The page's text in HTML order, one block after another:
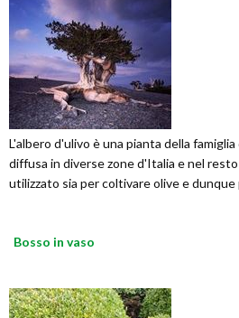
L'albero d'ulivo è una pianta della
diffusa in diverse zone d'Italia e nel
utilizzato sia per coltivare olive e dunque
Bosso in vaso